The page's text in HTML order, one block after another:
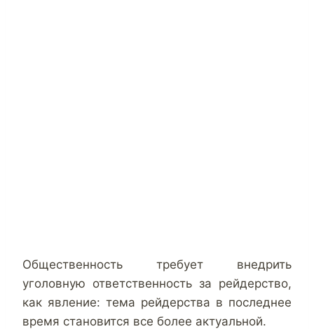
Общественность требует внедрить
уголовную ответственность за рейдерство,
как явление: тема рейдерства в последнее
время становится все более актуальной.